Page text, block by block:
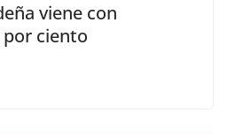
viene con
ciento